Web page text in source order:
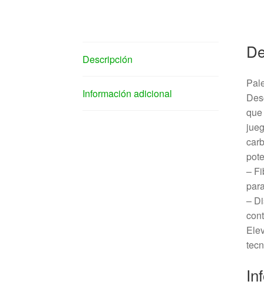
Descripción
Información adicional
–
–